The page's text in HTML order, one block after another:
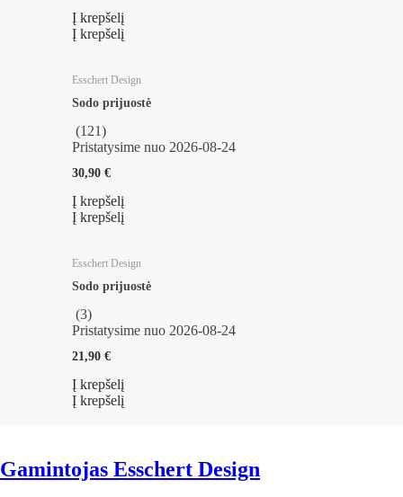
Į krepšelį
Į krepšelį
Esschert Design
Sodo prijuostė
(121)
Pristatysime nuo 2026‑08‑24
30,90 €
Į krepšelį
Į krepšelį
Esschert Design
Sodo prijuostė
(3)
Pristatysime nuo 2026‑08‑24
21,90 €
Į krepšelį
Į krepšelį
Gamintojas Esschert Design